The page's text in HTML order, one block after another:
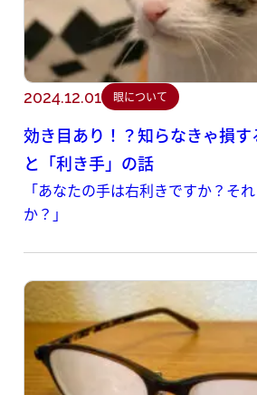
2024.12.01 眼について
効き目あり！？知らなきゃ損す
と「利き手」の話
「あなたの手は右利きですか？そ
か？」